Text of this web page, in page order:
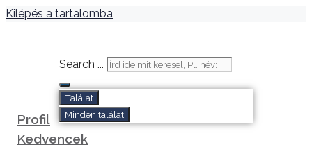
Kilépés a tartalomba
Search ...
Találat
Minden találat
Profil
Kedvencek